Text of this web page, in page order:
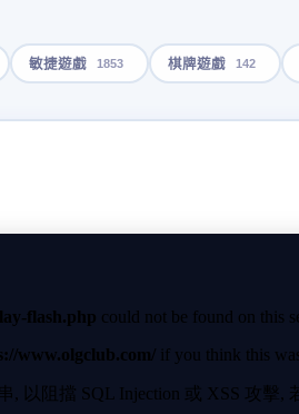
敏捷遊戲 1853 棋牌遊戲 142